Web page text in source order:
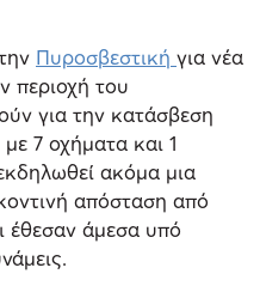
Πυροσβεστική για νέα
περιοχή του
για την κατάσβεση
7 οχήματα και 1
ακόμα μια
απόσταση από
έθεσαν άμεσα υπό